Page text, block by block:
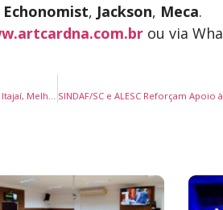
Echonomist, Jackson, Meca.
ou via
Governador Inaugura Alças de Acesso da SC-486 à BR-101 em Itajaí, Melhorando a Mobilidade na Região da AMFRI